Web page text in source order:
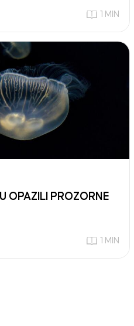
1 MIN
OPAZILI PROZORNE
1 MIN